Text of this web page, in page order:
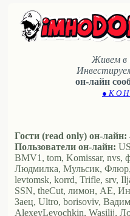
Живем в
он-лайн
● К О Н
Гости (read only) он-лайн:
Пользователи он-лайн:
BMV1, tom, Komissar, nvs,
Людмилка, Мульсик,
levtomsk, korrd, Trifle, srv,
SSN, theCut, лимон, АЕ,
Заец, Ultro, borisoviv,
AlexeyLevochkin, Wasilij,